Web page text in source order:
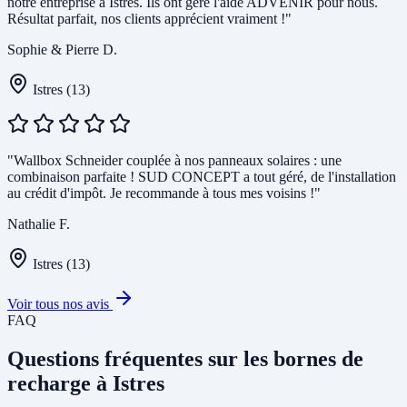
Résultat parfait, nos clients apprécient vraiment !"
Sophie & Pierre D.
Istres (13)
"Wallbox Schneider couplée à nos panneaux solaires : une
combinaison parfaite ! SUD CONCEPT a tout géré, de l'installation
au crédit d'impôt. Je recommande à tous mes voisins !"
Nathalie F.
Istres (13)
Voir tous nos avis
FAQ
Questions fréquentes sur les bornes de
recharge à Istres